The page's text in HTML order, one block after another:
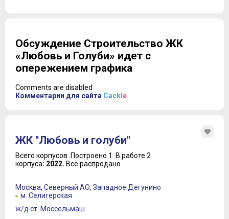
Обсуждение Строительство ЖК
«Любовь и Голуби» идет с
опережением графика
Comments are disabled
Комментарии для сайта Cackl e
ЖК "Любовь и голуби"
Всего корпусов. Построено 1. В работе 2
корпуса: 2022. Всё распродано.
Москва, Северный АО, Западное Дегунино
м. Селигерская
ж/д ст. Моссельмаш